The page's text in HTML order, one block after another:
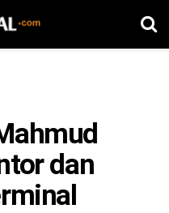
dan